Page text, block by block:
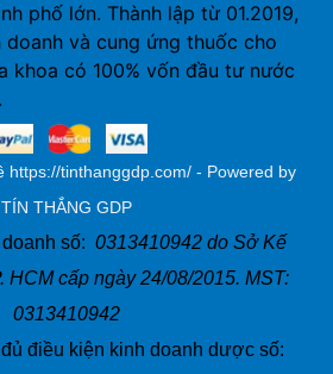
phố lớn. Thành lập từ 01.2019,
doanh và cung ứng thuốc cho
khoa có 100% vốn đầu tư nước
https://tinthanggdp.com/ - Powered by
TÍN THẮNG GDP
số: 0313410942 do Sở Kế
HCM cấp ngày 24/08/2015. MST:
0313410942
điều kiện kinh doanh dược số: